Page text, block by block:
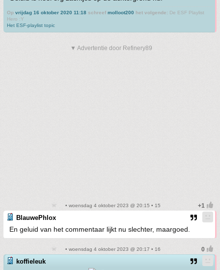
Op vrijdag 16 oktober 2020 11:18 schreef molloot200 het volgende: De ESF Playlist
Hero :Y
Het ESF-playlist topic
▼ Advertentie door Refinery89
• woensdag 4 oktober 2023 @ 20:15 • 15
BlauwePhlox
En geluid van het commentaar lijkt nu slechter, maargoed.
• woensdag 4 oktober 2023 @ 20:17 • 16
koffieleuk